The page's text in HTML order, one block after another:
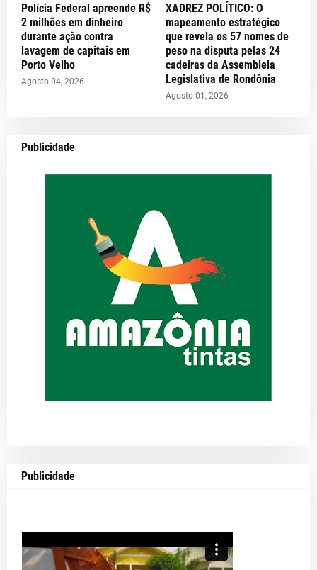
Polícia Federal apreende R$
2 milhões em dinheiro
durante ação contra
lavagem de capitais em
Porto Velho
Agosto 04, 2026
XADREZ POLÍTICO: O
mapeamento estratégico
que revela os 57 nomes de
peso na disputa pelas 24
cadeiras da Assembleia
Legislativa de Rondônia
Agosto 01, 2026
Publicidade
Publicidade